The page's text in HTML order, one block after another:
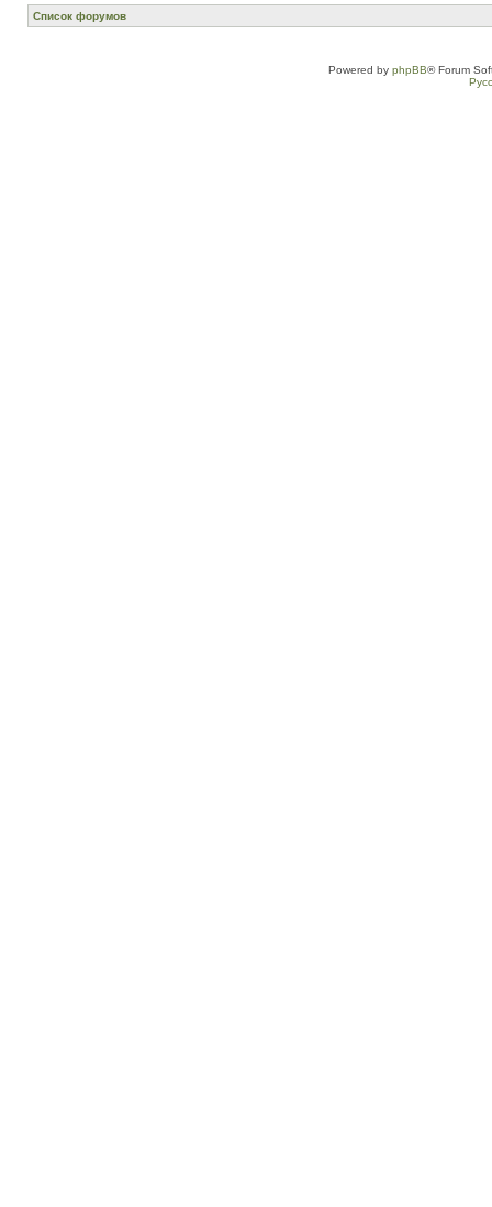
Список форумов
Powered by phpBB® Forum